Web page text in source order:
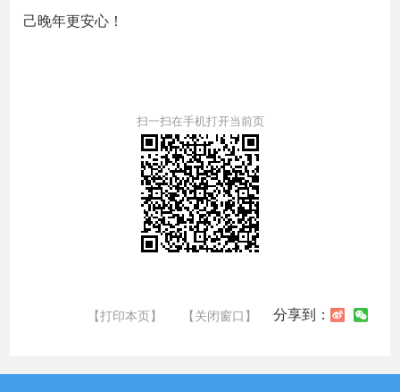
己晚年更安心！
扫一扫在手机打开当前页
【打印本页】 【关闭窗口】 分享到：